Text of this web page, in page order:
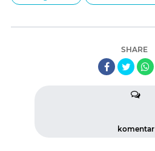
SHARE
komentar